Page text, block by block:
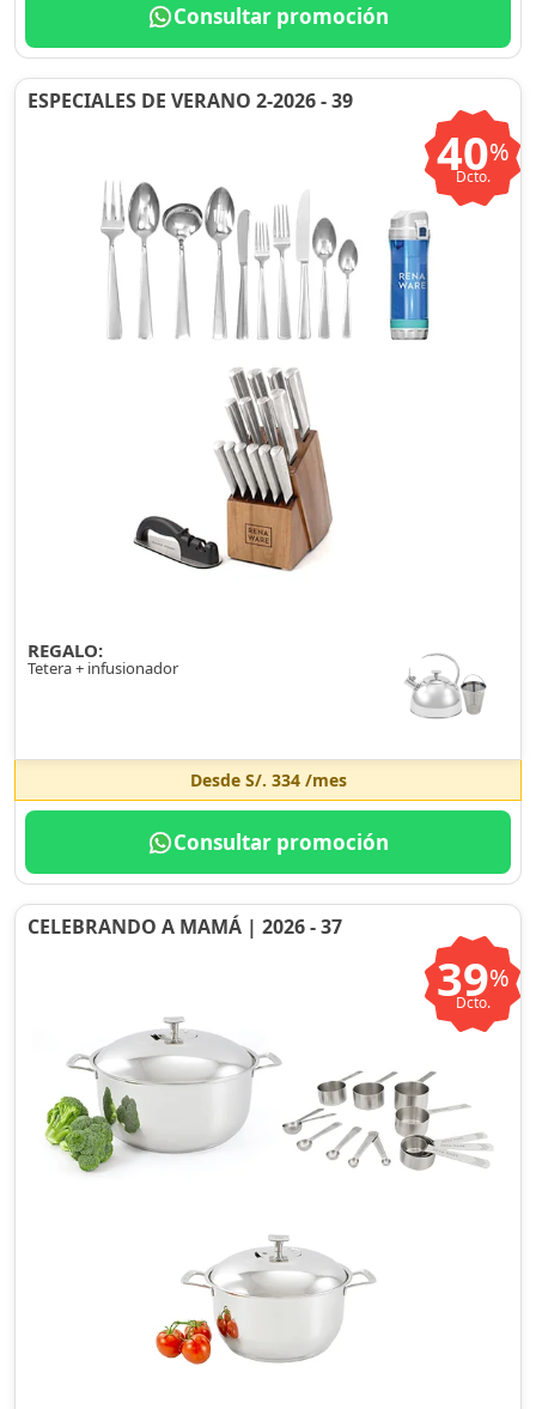
Consultar promoción
ESPECIALES DE VERANO 2-2026 - 39
40%
Dcto.
REGALO:
Tetera + infusionador
Desde S/. 334/mes
Consultar promoción
CELEBRANDO A MAMÁ | 2026 - 37
39%
Dcto.